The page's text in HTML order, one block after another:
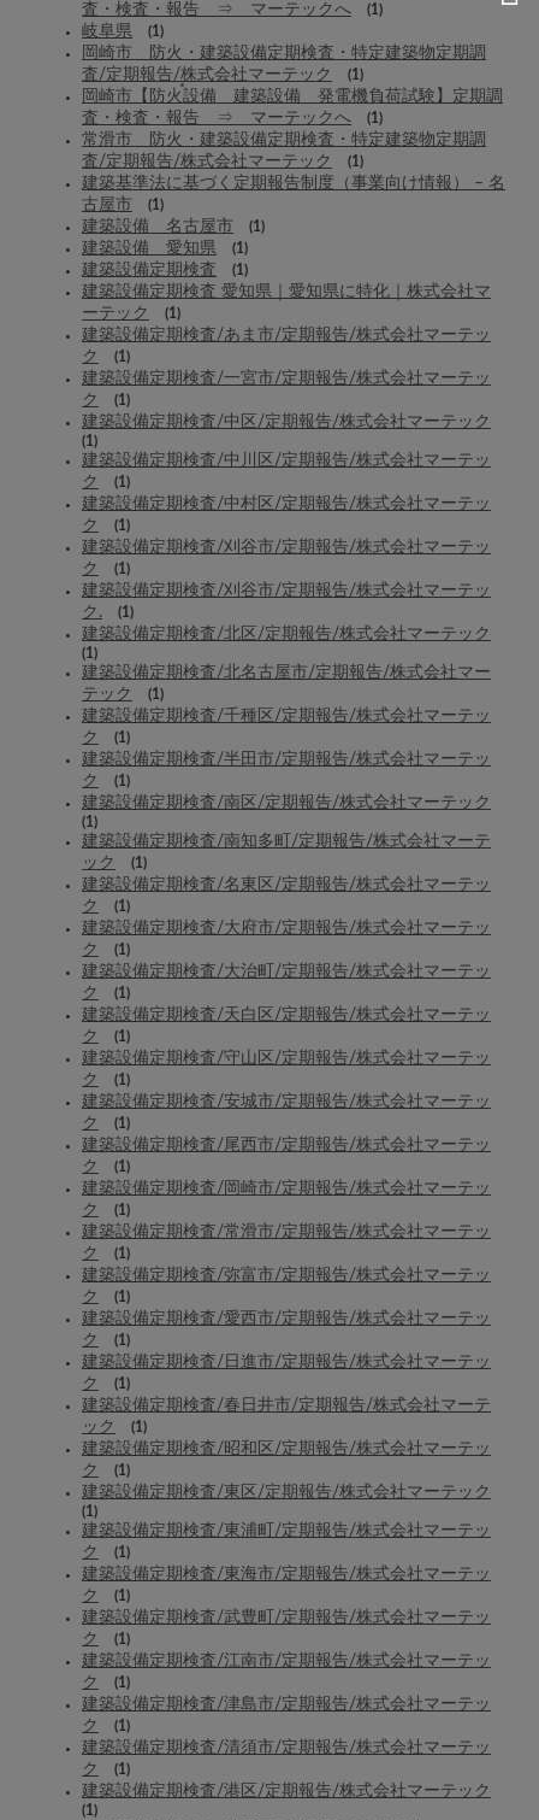
査・検査・報告 ⇒ マーテックへ
(1)
岐阜県 (1)
岡崎市 防火・建築設備定期検査・特定建築物定期調
査/定期報告/株式会社マーテック
(1)
岡崎市【防火設備 建築設備 発電機負荷試験】定期調
査・検査・報告 ⇒ マーテックへ
(1)
常滑市 防火・建築設備定期検査・特定建築物定期調
査/定期報告/株式会社マーテック
(1)
建築基準法に基づく定期報告制度（事業向け情報） – 名
古屋市
(1)
建築設備 名古屋市 (1)
建築設備 愛知県 (1)
建築設備定期検査 (1)
建築設備定期検査 愛知県｜愛知県に特化｜株式会社マ
ーテック
(1)
建築設備定期検査/あま市/定期報告/株式会社マーテッ
ク
(1)
建築設備定期検査/一宮市/定期報告/株式会社マーテッ
ク
(1)
建築設備定期検査/中区/定期報告/株式会社マーテック
(1)
建築設備定期検査/中川区/定期報告/株式会社マーテッ
ク
(1)
建築設備定期検査/中村区/定期報告/株式会社マーテッ
ク
(1)
建築設備定期検査/刈谷市/定期報告/株式会社マーテッ
ク
(1)
建築設備定期検査/刈谷市/定期報告/株式会社マーテッ
ク.
(1)
建築設備定期検査/北区/定期報告/株式会社マーテック
(1)
建築設備定期検査/北名古屋市/定期報告/株式会社マー
テック
(1)
建築設備定期検査/千種区/定期報告/株式会社マーテッ
ク
(1)
建築設備定期検査/半田市/定期報告/株式会社マーテッ
ク
(1)
建築設備定期検査/南区/定期報告/株式会社マーテック
(1)
建築設備定期検査/南知多町/定期報告/株式会社マーテ
ック
(1)
建築設備定期検査/名東区/定期報告/株式会社マーテッ
ク
(1)
建築設備定期検査/大府市/定期報告/株式会社マーテッ
ク
(1)
建築設備定期検査/大治町/定期報告/株式会社マーテッ
ク
(1)
建築設備定期検査/天白区/定期報告/株式会社マーテッ
ク
(1)
建築設備定期検査/守山区/定期報告/株式会社マーテッ
ク
(1)
建築設備定期検査/安城市/定期報告/株式会社マーテッ
ク
(1)
建築設備定期検査/尾西市/定期報告/株式会社マーテッ
ク
(1)
建築設備定期検査/岡崎市/定期報告/株式会社マーテッ
ク
(1)
建築設備定期検査/常滑市/定期報告/株式会社マーテッ
ク
(1)
建築設備定期検査/弥富市/定期報告/株式会社マーテッ
ク
(1)
建築設備定期検査/愛西市/定期報告/株式会社マーテッ
ク
(1)
建築設備定期検査/日進市/定期報告/株式会社マーテッ
ク
(1)
建築設備定期検査/春日井市/定期報告/株式会社マーテ
ック
(1)
建築設備定期検査/昭和区/定期報告/株式会社マーテッ
ク
(1)
建築設備定期検査/東区/定期報告/株式会社マーテック
(1)
建築設備定期検査/東浦町/定期報告/株式会社マーテッ
ク
(1)
建築設備定期検査/東海市/定期報告/株式会社マーテッ
ク
(1)
建築設備定期検査/武豊町/定期報告/株式会社マーテッ
ク
(1)
建築設備定期検査/江南市/定期報告/株式会社マーテッ
ク
(1)
建築設備定期検査/津島市/定期報告/株式会社マーテッ
ク
(1)
建築設備定期検査/清須市/定期報告/株式会社マーテッ
ク
(1)
建築設備定期検査/港区/定期報告/株式会社マーテック
(1)